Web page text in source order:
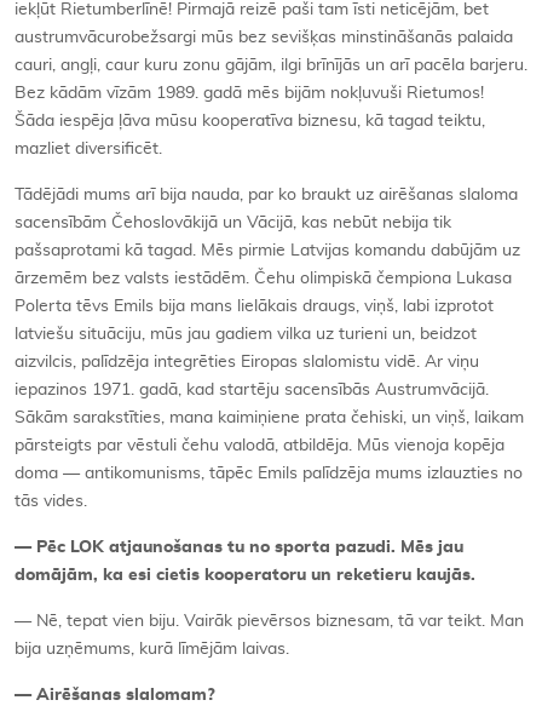
iekļūt Rietumberlīnē! Pirmajā reizē paši tam īsti neticējām, bet
austrumvācurobežsargi mūs bez sevišķas minstināšanās palaida
cauri, angļi, caur kuru zonu gājām, ilgi brīnījās un arī pacēla barjeru.
Bez kādām vīzām 1989. gadā mēs bijām nokļuvuši Rietumos!
Šāda iespēja ļāva mūsu kooperatīva biznesu, kā tagad teiktu,
mazliet diversificēt.
Tādējādi mums arī bija nauda, par ko braukt uz airēšanas slaloma
sacensībām Čehoslovākijā un Vācijā, kas nebūt nebija tik
pašsaprotami kā tagad. Mēs pirmie Latvijas komandu dabūjām uz
ārzemēm bez valsts iestādēm. Čehu olimpiskā čempiona Lukasa
Polerta tēvs Emils bija mans lielākais draugs, viņš, labi izprotot
latviešu situāciju, mūs jau gadiem vilka uz turieni un, beidzot
aizvilcis, palīdzēja integrēties Eiropas slalomistu vidē. Ar viņu
iepazinos 1971. gadā, kad startēju sacensībās Austrumvācijā.
Sākām sarakstīties, mana kaimiņiene prata čehiski, un viņš, laikam
pārsteigts par vēstuli čehu valodā, atbildēja. Mūs vienoja kopēja
doma — antikomunisms, tāpēc Emils palīdzēja mums izlauzties no
tās vides.
— Pēc LOK atjaunošanas tu no sporta pazudi. Mēs jau
domājām, ka esi cietis kooperatoru un reketieru kaujās.
— Nē, tepat vien biju. Vairāk pievērsos biznesam, tā var teikt. Man
bija uzņēmums, kurā līmējām laivas.
— Airēšanas slalomam?